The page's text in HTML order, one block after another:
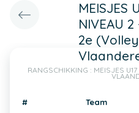
MEISJES
NIVEAU
2e (Volley
RANGSCHIKKING : MEISJES
# Team